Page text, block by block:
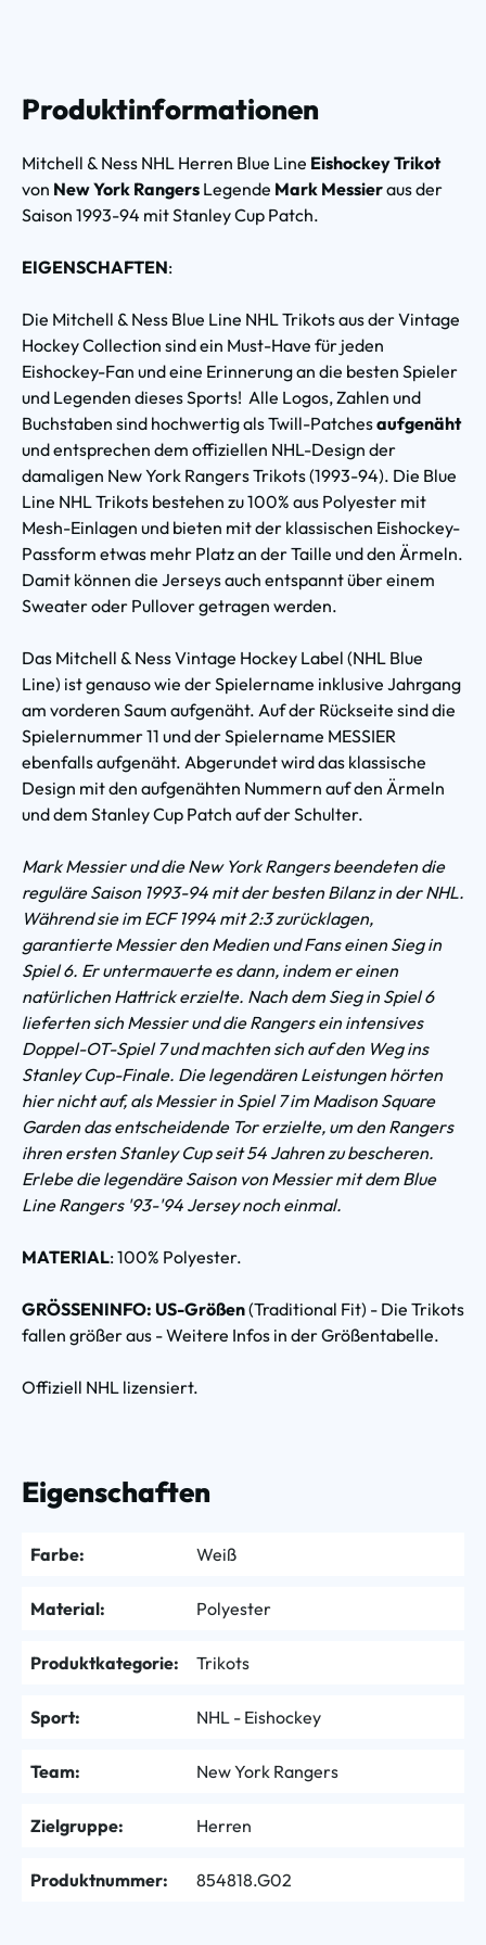
Produktinformationen
Mitchell & Ness NHL Herren Blue Line Eishockey Trikot
von New York Rangers Legende Mark Messieraus der
Saison 1993-94 mit Stanley Cup Patch.
EIGENSCHAFTEN:
Die Mitchell & Ness Blue Line NHL Trikots aus der Vintage
Hockey Collection sind ein Must-Have für jeden
Eishockey-Fan und eine Erinnerung an die besten Spieler
und Legenden dieses Sports! Alle Logos, Zahlen und
Buchstaben sind hochwertig als Twill-Patchesaufgenäht
und entsprechen dem offiziellen NHL-Design der
damaligen New York Rangers Trikots (1993-94). Die Blue
Line NHL Trikots bestehen zu 100% aus Polyester mit
Mesh-Einlagen und bieten mit der klassischen Eishockey-
Passform etwas mehr Platz an der Taille und den Ärmeln.
Damit können die Jerseys auch entspannt über einem
Sweater oder Pullover getragen werden.
Das Mitchell & Ness Vintage Hockey Label (NHL Blue
Line) ist genauso wie der Spielername inklusive Jahrgang
am vorderen Saum aufgenäht. Auf der Rückseite sind die
Spielernummer 11 und der Spielername MESSIER
ebenfalls aufgenäht. Abgerundet wird das klassische
Design mit den aufgenähten Nummern auf den Ärmeln
und dem Stanley Cup Patch auf der Schulter.
Mark Messier und die New York Rangers beendeten die
reguläre Saison 1993-94 mit der besten Bilanz in der NHL.
Während sie im ECF 1994 mit 2:3 zurücklagen,
garantierte Messier den Medien und Fans einen Sieg in
Spiel 6. Er untermauerte es dann, indem er einen
natürlichen Hattrick erzielte. Nach dem Sieg in Spiel 6
lieferten sich Messier und die Rangers ein intensives
Doppel-OT-Spiel 7 und machten sich auf den Weg ins
Stanley Cup-Finale. Die legendären Leistungen hörten
hier nicht auf, als Messier in Spiel 7 im Madison Square
Garden das entscheidende Tor erzielte, um den Rangers
ihren ersten Stanley Cup seit 54 Jahren zu bescheren.
Erlebe die legendäre Saison von Messier mit dem Blue
Line Rangers '93-'94 Jersey noch einmal.
MATERIAL: 100% Polyester.
GRÖSSENINFO: US-Größen(Traditional Fit) - Die Trikots
fallen größer aus - Weitere Infos in der Größentabelle.
Offiziell NHL lizensiert.
Eigenschaften
Farbe: Weiß
Material: Polyester
Produktkategorie: Trikots
Sport: NHL - Eishockey
Team: New York Rangers
Zielgruppe: Herren
Produktnummer: 854818.G02